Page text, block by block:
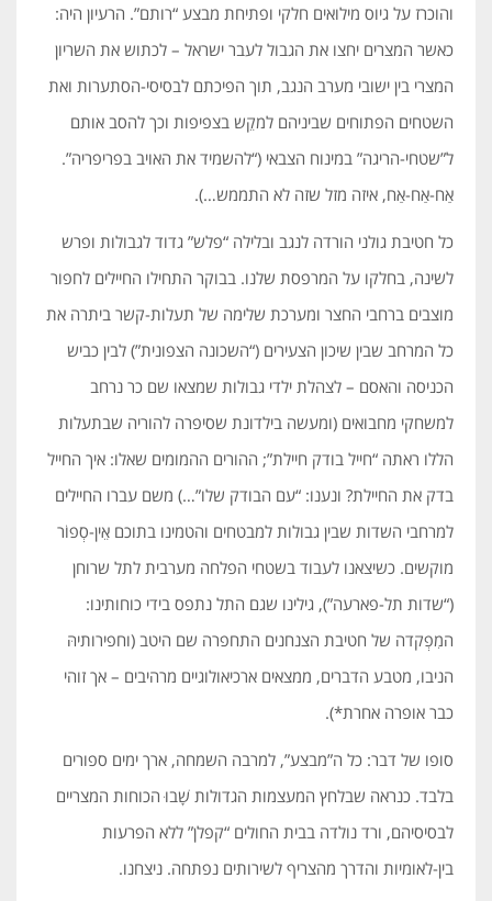
והוכרז על גיוס מילואים חלקי ופתיחת מבצע “רותם”. הרעיון היה:
כאשר המצרים יחצו את הגבול לעבר ישראל – לכתוש את השריון
המצרי בין ישובי מערב הנגב, תוך הפיכתם לבסיסי-הסתערות ואת
השטחים הפתוחים שביניהם למקֵש בצפיפות וכך להסב אותם
ל”שטחי-הריגה” במינוח הצבאי (“להשמיד את האויב בפריפריה”.
אַח-אַח-אַח, איזה מזל שזה לא התממש…).
כל חטיבת גולני הורדה לנגב ובלילה “פלש” גדוד לגבולות ופרש
לשינה, בחלקו על המרפסת שלנו. בבוקר התחילו החיילים לחפור
מוצבים ברחבי החצר ומערכת שלימה של תעלות-קשר ביתרה את
כל המרחב שבין שיכון הצעירים (“השכונה הצפונית”) לבין כביש
הכניסה והאסם – לצהלת ילדי גבולות שמצאו שם כר נרחב
למשחקי מחבואים (ומעשה בילדונת שסיפרה להוריה שבתעלות
הללו ראתה “חייל בודק חיילת”; ההורים ההמומים שאלו: איך החייל
בדק את החיילת? ונענו: “עם הבודק שלו”…) משם עברו החיילים
למרחבי השדות שבין גבולות למבטחים והטמינו בתוכם אֵין-סְפוֹר
מוקשים. כשיצאנו לעבוד בשטחי הפלחה מערבית לתל שרוחן
(“שדות תל-פארעה”), גילינו שגם התל נתפס בידי כוחותינו:
המִפְקדה של חטיבת הצנחנים התחפרה שם היטב (וחפירותיהּ
הניבו, מטבע הדברים, ממצאים ארכיאולוגיים מרהיבים – אך זוהי
כבר אופרה אחרת*).
סופו של דבר: כל ה”מבצע”, למרבה השמחה, ארך ימים ספורים
בלבד. כנראה שבלחץ המעצמות הגדולות שָׁבוּ הכוחות המצריים
לבסיסיהם, ורד נולדה בבית החולים “קפלן” ללא הפרעות
בין-לאומיות והדרך מהצריף לשירותים נפתחה. ניצחנו.